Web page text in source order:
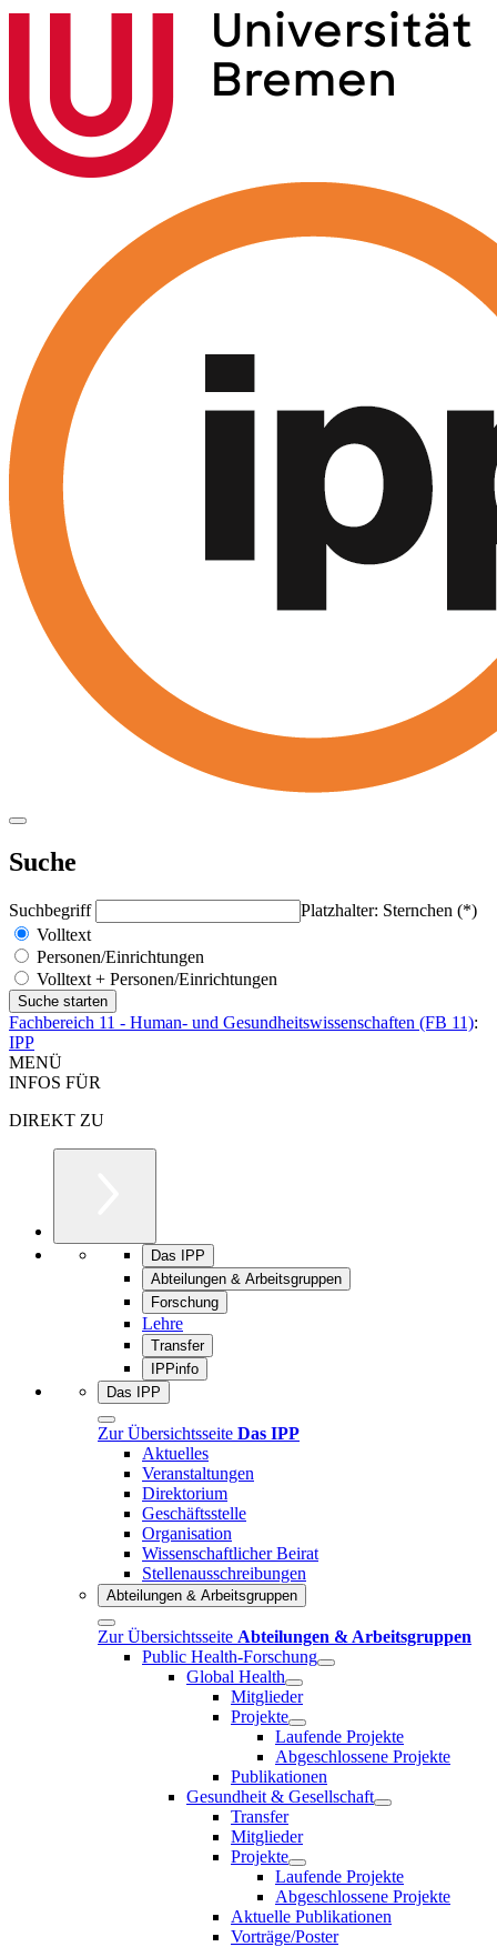
Suche
Suchbegriff
Platzhalter: Sternchen (*)
Volltext
Personen/Einrichtungen
Volltext + Personen/Einrichtungen
Fachbereich 11 - Human- und Gesundheitswissenschaften (FB 11):
IPP
MENÜ
INFOS FÜR
DIREKT ZU
Das IPP
Abteilungen & Arbeitsgruppen
Forschung
Lehre
Transfer
IPPinfo
Das IPP
Zur Übersichtsseite Das IPP
Aktuelles
Veranstaltungen
Direktorium
Geschäftsstelle
Organisation
Wissenschaftlicher Beirat
Stellenausschreibungen
Abteilungen & Arbeitsgruppen
Zur Übersichtsseite Abteilungen & Arbeitsgruppen
Public Health-Forschung
Global Health
Mitglieder
Projekte
Laufende Projekte
Abgeschlossene Projekte
Publikationen
Gesundheit & Gesellschaft
Transfer
Mitglieder
Projekte
Laufende Projekte
Abgeschlossene Projekte
Aktuelle Publikationen
Vorträge/Poster